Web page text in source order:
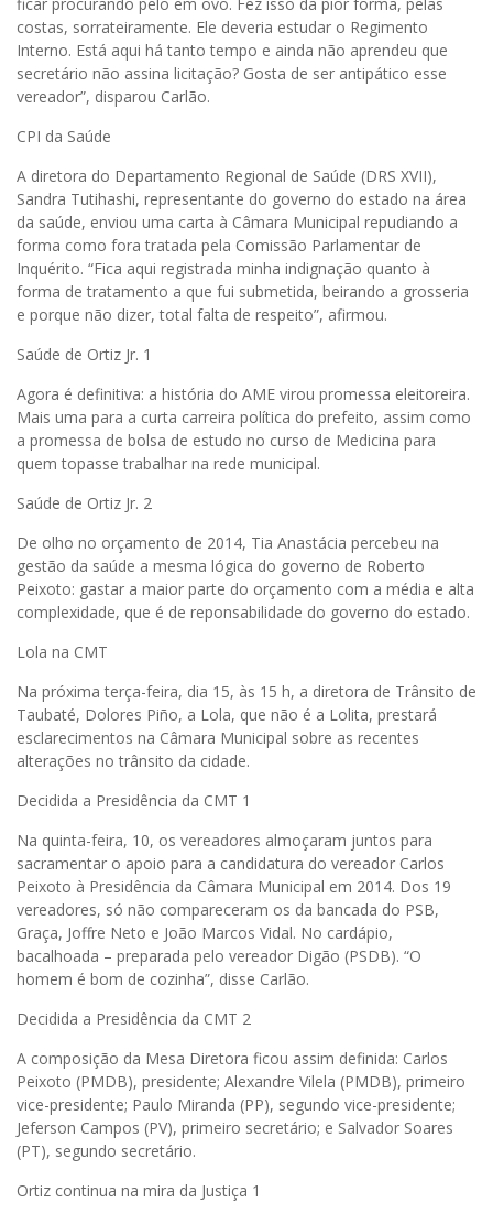
costas, sorrateiramente. Ele deveria estudar o Regimento
Interno. Está aqui há tanto tempo e ainda não aprendeu que
secretário não assina licitação? Gosta de ser antipático esse
vereador”, disparou Carlão.
CPI da Saúde
A diretora do Departamento Regional de Saúde (DRS XVII),
Sandra Tutihashi, representante do governo do estado na área
da saúde, enviou uma carta à Câmara Municipal repudiando a
forma como fora tratada pela Comissão Parlamentar de
Inquérito. “Fica aqui registrada minha indignação quanto à
forma de tratamento a que fui submetida, beirando a grosseria
e porque não dizer, total falta de respeito”, afirmou.
Saúde de Ortiz Jr. 1
Agora é definitiva: a história do AME virou promessa eleitoreira.
Mais uma para a curta carreira política do prefeito, assim como
a promessa de bolsa de estudo no curso de Medicina para
quem topasse trabalhar na rede municipal.
Saúde de Ortiz Jr. 2
De olho no orçamento de 2014, Tia Anastácia percebeu na
gestão da saúde a mesma lógica do governo de Roberto
Peixoto: gastar a maior parte do orçamento com a média e alta
complexidade, que é de reponsabilidade do governo do estado.
Lola na CMT
Na próxima terça-feira, dia 15, às 15 h, a diretora de Trânsito de
Taubaté, Dolores Piño, a Lola, que não é a Lolita, prestará
esclarecimentos na Câmara Municipal sobre as recentes
alterações no trânsito da cidade.
Decidida a Presidência da CMT 1
Na quinta-feira, 10, os vereadores almoçaram juntos para
sacramentar o apoio para a candidatura do vereador Carlos
Peixoto à Presidência da Câmara Municipal em 2014. Dos 19
vereadores, só não compareceram os da bancada do PSB,
Graça, Joffre Neto e João Marcos Vidal. No cardápio,
bacalhoada – preparada pelo vereador Digão (PSDB). “O
homem é bom de cozinha”, disse Carlão.
Decidida a Presidência da CMT 2
A composição da Mesa Diretora ficou assim definida: Carlos
Peixoto (PMDB), presidente; Alexandre Vilela (PMDB), primeiro
vice-presidente; Paulo Miranda (PP), segundo vice-presidente;
Jeferson Campos (PV), primeiro secretário; e Salvador Soares
(PT), segundo secretário.
Ortiz continua na mira da Justiça 1